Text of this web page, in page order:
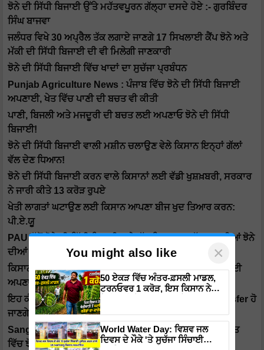
ਝੋਨੇ ਦੀ ਸਿੱਧੀ ਬਿਜਾਈ ਉੱਤੇ ਮਹੱਤਵਪੂਰਨ ਗੱਲ੍ਹਾ ਦਸਦੇ ਹੋਏ :- ਗੁਰਬਿੰਦਰ
ਸਿੰਘ ਬਾਜਵਾ
ਜਲੰਧਰ ਵਿਖੇ 30 ਅਪ੍ਰੈਲ ਤੱਕ ਲਗਾਏ ਜਾਣਗੇ 17 ਸਿਖਲਾਈ ਕੈਂਪ ਝੋਨੇ ਅਤੇ
ਮੱਕੀ ਦੀ ਸਿੱਧੀ ਬਿਜਾਈ ਦੀ ਵੀ ਮਿਲੇਗੀ ਜਾਣਕਾਰੀ
ਝੋਨੇ ਦੀ ਸਿੱਧੀ ਬਿਜਾਈ ਵਿੱਚ ਖਾਦਾਂ ਦਾ ਸੁਚੱਜਾ ਪ੍ਰਬੰਧਨ
Punjab Agriculture News : ਪੰਜਾਬ ਵਿੱਚ ਝੋਨੇ ਦੀ ਸਿੱਧੀ ਬਿਜਾਈ
ਅਪਣਾਈ, ਖੇਤ ਵਿੱਚ ਪਾਣੀ ਦੀ ਬਚਤ ਵੀ ਕੀਤੀ
ਪਾਣੀ, ਬਿਜਲੀ ਅਤੇ ਮਜਦੂਰੀ ਦੀ ਬਚਤ ਲਈ ਅਪਣਾਓ ਝੋਨੇ ਦੀ ਸਿੱਧੀ
ਬਿਜਾਈ!
ਝੋਨੇ ਦੀ ਸਿੱਧੀ ਬਿਜਾਈ ਵਾਲੀ ਮਸ਼ੀਨ ਚਲਾਉਣ ਵੇਲੇ ਕਿਸਾਨ ਇਨ੍ਹਾਂ ਗੱਲਾਂ
ਵੱਲ ਦੇਣ ਧਿਆਨ!
ਝੋਨੇ ਦੀ ਸਿੱਧੀ ਬਿਜਾਈ ਕਰਨ ਵਾਲੇ ਕਿਸਾਨਾਂ ਲਈ ਵੱਡੀ ਖੁਸ਼ਖ਼ਬਰੀ, ਸਰਕਾਰ
ਨੇ ਜਾਰੀ ਕੀਤੇ 13 ਕਰੋੜ ਰੁਪਏ
ਖੇਤੀ ਲਾਗਤਾਂ ਘਟਾਉਣ ਲਈ ਕਿਸਾਨ ਆਪਣਾ ਬੀਜ ਖੁਦ ਤਿਆਰ ਕਰਨ:
ਪੀ.ਏ.ਯੂ
PAU ਵੱਲੋਂ ਝੋਨੇ ਦੀ ਸਿੱਧੀ ਬਿਜਾਈ ਅਤੇ ਘੱਟ ਮਿਆਦ 'ਚ ਪੱਕਣ ਵਾਲੀਆਂ ਝੋਨੇ
ਦੀਆਂ ਕਿਸਮਾਂ ਦੀ ਸਿਫ਼ਾਰਸ਼
ਕਿਸਾਨ ਵੀਰੋਂ ਪਾਣੀ ਅਤੇ ਮਜ਼ਦੂਰੀ ਦੀ ਬੱਚਤ ਲਈ ਝੋਨੇ ਦੀ ਸਿੱਧੀ ਬਿਜਾਈ
ਅਪਣਾਓ
ਇਹ ਕੰਮ ਕਰਦਿਆਂ ਹੀ ਕਿਸਾਨਾਂ ਦੇ Account ਵਿੱਚ Direct Transfer ਹੋ
ਜਾਣਗੇ 1500 ਰੁਪਏ
Sangrur ਜ਼ਿਲ੍ਹੇ ਦੇ Progressive Farmer ਸੁਖਪਾਲ ਸਿੰਘ ਦੇ ਖੇਤ
ਵਿੱਚ ਝੋਨੇ ਦੀ ਸਿੱਧੀ ਬਿਜਾਈ 'ਤੇ ਖੇਤ ਦਿਵਸ ਦਾ ਆਯੋਜਨ
You might also like ×
50 ਏਕੜ ਵਿੱਚ ਅੰਤਰ-ਫ਼ਸਲੀ ਮਾਡਲ,
ਟਰਨਓਵਰ 1 ਕਰੋੜ, ਇਸ ਕਿਸਾਨ ਨੇ
World Water Day: ਵਿਸ਼ਵ ਜਲ
ਦਿਵਸ ਦੇ ਮੌਕੇ 'ਤੇ ਸੁਚੱਜਾ ਸਿੰਚਾਈ